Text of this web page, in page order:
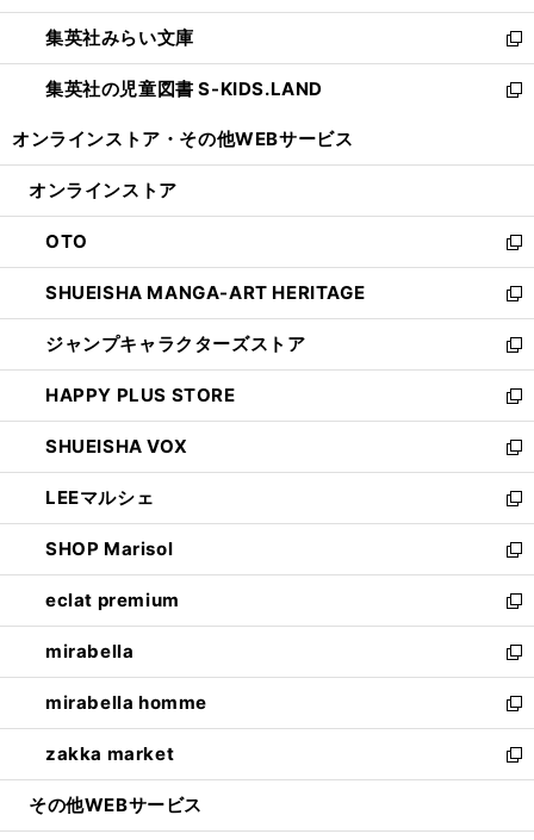
開
く
ウ
で
開
く
ン
ド
ウ
で
ウ
ィ
ン
ド
開
集英社みらい文庫
新
し
い
ン
ウ
で
開
く
集英社の児童図書 S-KIDS.LAND
新
ウ
ン
ド
ウ
で
開
く
オンラインストア・ その他WEBサービス
オンラインストア
OTO
新
し
い
ウ
ィ
ン
ド
ウ
で
開
く
SHUEISHA MANGA-ART HERITAGE
新
し
い
ウ
ィ
ン
ド
ウ
で
開
く
ジャンプキャラクターズストア
新
し
い
ウ
ィ
ン
ド
ウ
で
開
く
HAPPY PLUS STORE
新
し
い
ウ
ィ
ン
ド
ウ
で
開
く
SHUEISHA VOX
新
し
い
ウ
ィ
ン
ド
ウ
で
開
く
LEEマルシェ
新
し
い
ウ
ィ
ン
ド
ウ
で
開
く
SHOP Marisol
新
し
い
ウ
ィ
ン
ド
ウ
で
開
eclat premium
新
し
い
ウ
ィ
ン
ド
ウ
開
mirabella
新
し
い
ウ
ィ
ン
ウ
mirabella homme
新
し
い
ウ
ン
zakka market
新
し
ウ
その他WEBサービス